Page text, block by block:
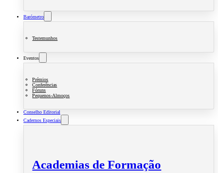
Barómetro
Testemunhos
Eventos
Prémios
Conferências
Fóruns
Pequenos-Almoços
Conselho Editorial
Cadernos Especiais
Academias de Formação